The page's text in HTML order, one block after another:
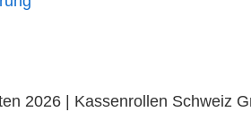
2026 | Kassenrollen Schweiz